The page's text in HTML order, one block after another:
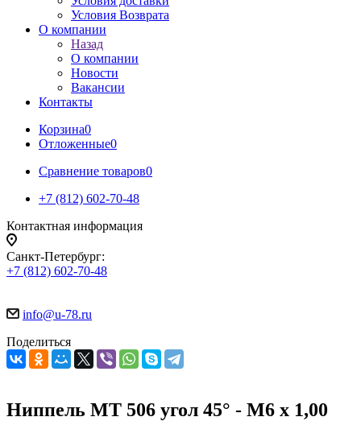
Условия Возврата
О компании
Назад
О компании
Новости
Вакансии
Контакты
Корзина0
Отложенные0
Сравнение товаров0
+7 (812) 602-70-48
Контактная информация
Санкт-Петербург:
+7 (812) 602-70-48
info@u-78.ru
Поделиться
Ниппель MT 506 угол 45° - М6 x 1,00